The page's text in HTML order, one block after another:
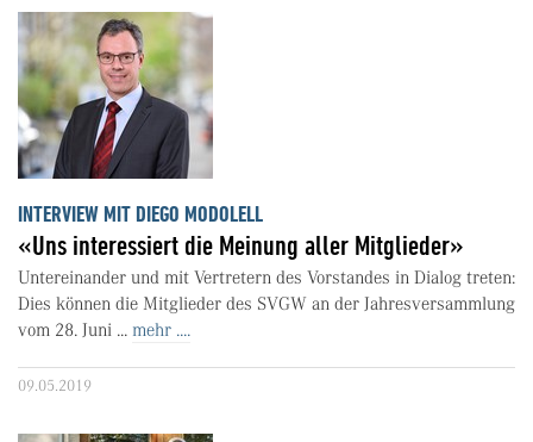
INTERVIEW MIT DIEGO MODOLELL
«Uns interessiert die Meinung aller Mitglieder»
Untereinander und mit Vertretern des Vorstandes in Dialog treten:
Dies können die Mitglieder des SVGW an der Jahresversammlung
vom 28. Juni ... mehr ....
09.05.2019